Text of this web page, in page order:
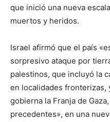
que inició una nueva
muertos y heridos.
Israel afirmó que el país
sorpresivo ataque por
palestinos, que incluyó la
en localidades fronterizas,
gobierna la Franja de
precedentes», en una